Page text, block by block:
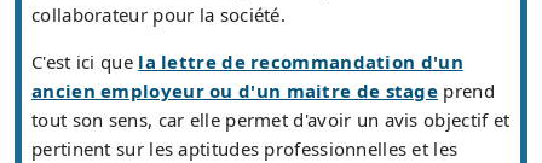
collaborateur pour la société.
C'est ici que la lettre de recommandation d'un
ancien employeur ou d'un maitre de stage prend
tout son sens, car elle permet d'avoir un avis objectif et
pertinent sur les aptitudes professionnelles et les